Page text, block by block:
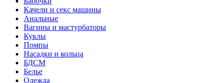
Качели и секс машины
Анальные
Вагины и мастурбаторы
Куклы
Помпы
Насадки и кольца
БДСМ
Белье
Одежда